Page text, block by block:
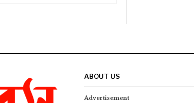
ABOUT US
Advertisement